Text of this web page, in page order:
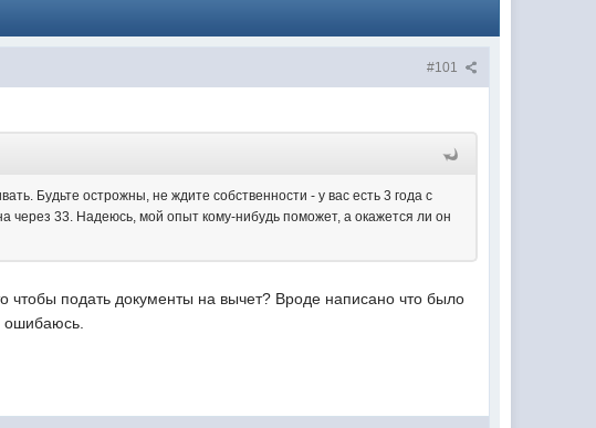
#101
Будьте острожны, не ждите собственности - у вас есть 3 года с
33. Надеюсь, мой опыт кому-нибудь поможет, а окажется ли он
чтобы подать документы на вычет? Вроде написано что было
ошибаюсь.